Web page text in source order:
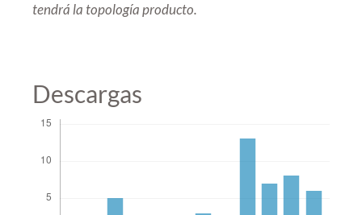
tendrá la topología producto.
Descargas